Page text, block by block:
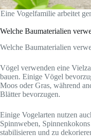
Eine Vogelfamilie arbeitet
Welche Baumaterialien
Welche Baumaterialien
Vögel verwenden eine
bauen. Einige Vögel
Moos oder Gras, während
Blätter bevorzugen.
Einige Vogelarten nutzen
Spinnweben,
stabilisieren und zu